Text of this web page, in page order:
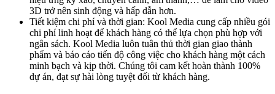
3D trở nên sinh động và hấp dẫn hơn.
Tiết kiệm chi phí và thời gian: Kool Media cung cấp nhiều gói
chi phí linh hoạt để khách hàng có thể lựa chọn phù hợp với
ngân sách. Kool Media luôn tuân thủ thời gian giao thành
phẩm và báo cáo tiến độ công việc cho khách hàng một cách
minh bạch và kịp thời. Chúng tôi cam kết hoàn thành 100%
dự án, đạt sự hài lòng tuyệt đối từ khách hàng.